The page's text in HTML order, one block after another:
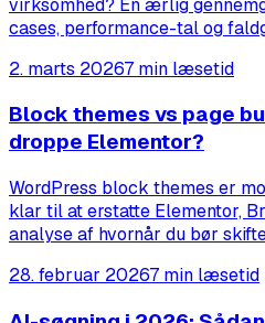
cases, performance-tal og
2. marts 20267 min læsetid
Block themes vs page
droppe Elementor?
WordPress block themes er
klar til at erstatte Elementor,
analyse af hvornår du bør
28. februar 20267 min læsetid